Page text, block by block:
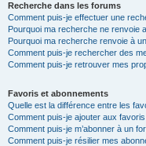
Recherche dans les forums
Comment puis-je effectuer une
Pourquoi ma recherche ne renvoie
Pourquoi ma recherche renvoie à
Comment puis-je rechercher des
Comment puis-je retrouver mes
Favoris et abonnements
Quelle est la différence entre les
Comment puis-je ajouter aux
Comment puis-je m’abonner à un
Comment puis-je résilier mes